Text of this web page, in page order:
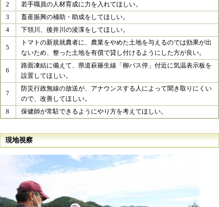
2
若手職員の人材育成に力を入れてほしい。​
3
畜産振興の補助・助成をしてほしい。​
4
下領川、後井川の浚渫をしてほしい。​
5
トマトの新規就農者に、農業をやめた土地を与えるのでは効果が出
ないため、整った土地を有償で貸し付けるようにした方が良い。​
6
路面凍結に備えて、県道萩篠生線「柳バス停」付近に気温表示板を
設置してほしい。​
7
防災行政無線の放送が、アナウンスする人によって聞き取りにくい
ので、改善してほしい。​
8
保健師が常駐できるようにやり方を考えてほしい。​
現地視察